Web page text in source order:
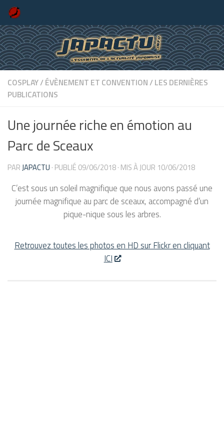
Skip to content
COSPLAY/ÉVÈNEMENT ET CONVENTION/LES DERNIÈRES
PUBLICATIONS
Une journée riche en émotion au
Parc de Sceaux
PARJAPACTU · PUBLIÉ 09/06/2018· MIS À JOUR 10/06/2018
C’est sous un soleil magnifique que nous avons passé une
journée magnifique au parc de sceaux, accompagné d’un
pique-nique sous les arbres.
Retrouvez toutes les photos en HD sur Flickr en cliquant
ICI